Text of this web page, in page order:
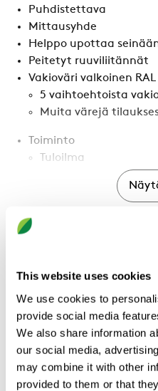
This website uses cookies
We use cookies to
provide social media
We also share information
our social media,
may combine it with other
provided to them or that
Puhdistettava
Mittausyhde
Helppo upottaa
Peitetyt ruuviliitännät
Vakioväri valkoinen RAL
5 vaihtoehtoista
Muita värejä
Toiminto
Tuloilma
Tuotekuvaus